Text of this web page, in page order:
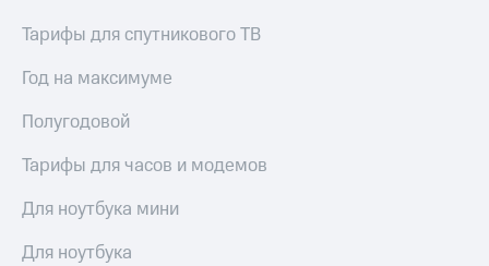
облигаций
Реквизиты
развитие
На главную
Тарифы для спутникового ТВ
Год на максимуме
Полугодовой
Тарифы для часов и модемов
Для ноутбука мини
Для ноутбука